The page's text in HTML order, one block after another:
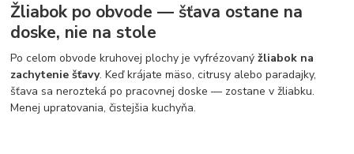
Žliabok po obvode — šťava ostane na
doske, nie na stole
Po celom obvode kruhovej plochy je vyfrézovanýžliabok na
zachytenie šťavy. Keď krájate mäso, citrusy alebo paradajky,
šťava sa nerozteká po pracovnej doske — zostane v žliabku.
Menej upratovania, čistejšia kuchyňa.